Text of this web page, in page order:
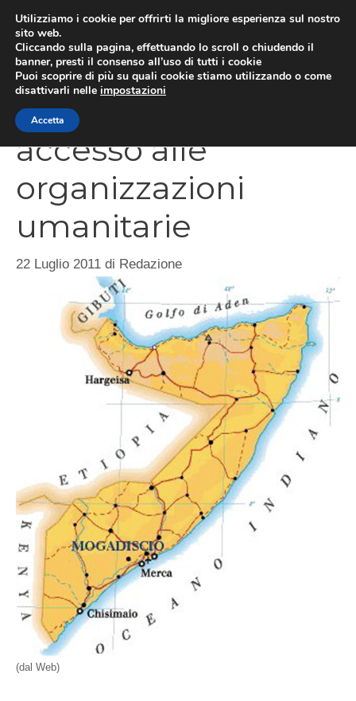
contenuto
Somalia: negato
accesso alle
organizzazioni
umanitarie
22 Luglio 2011 di Redazione
(dal Web)
Utilizziamo i cookie per offrirti la migliore esperienza sul nostro
sito web.
Cliccando sulla pagina, effettuando lo scroll o chiudendo il
banner, presti il consenso all’uso di tutti i cookie
Puoi scoprire di più su quali cookie stiamo utilizzando o come
disattivarli nelle impostazioni
Accetta